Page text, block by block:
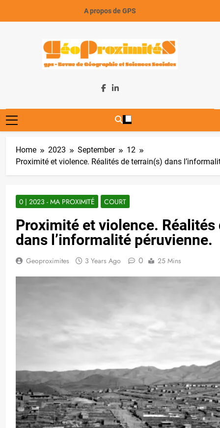
A propos de GPS
GeoProximiteS
Home 2023 September
12
Proximité et violence. Réalités de terrain(s) dans
0 | 2023 - MA PROXIMITÉ COURT
Proximité et violence.
dans l’informalité péruvienne.
Geoproximites 3 Years Ago 0 25 Mins